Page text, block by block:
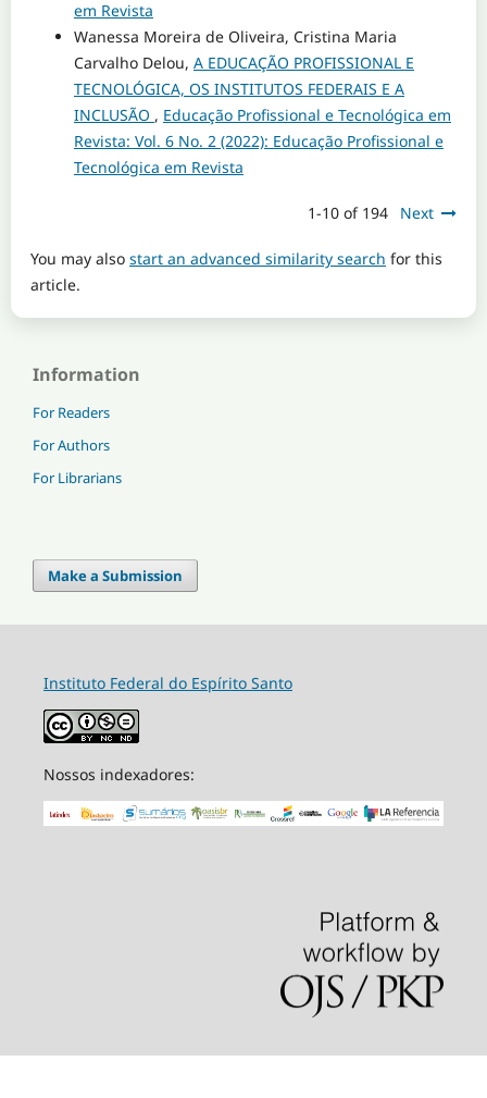
em Revista
Wanessa Moreira de Oliveira, Cristina Maria
Carvalho Delou, A EDUCAÇÃO PROFISSIONAL E
TECNOLÓGICA, OS INSTITUTOS FEDERAIS E A
INCLUSÃO , Educação Profissional e Tecnológica em
Revista: Vol. 6 No. 2 (2022): Educação Profissional e
Tecnológica em Revista
1-10 of 194 Next
You may also start an advanced similarity search for this
article.
Information
For Readers
For Authors
For Librarians
Make a Submission
Instituto Federal do Espírito Santo
Nossos indexadores: